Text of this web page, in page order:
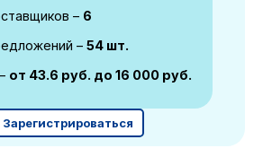
– 6
– 54 шт.
от 43.6 руб. до 16 000 руб.
Зарегистрироваться